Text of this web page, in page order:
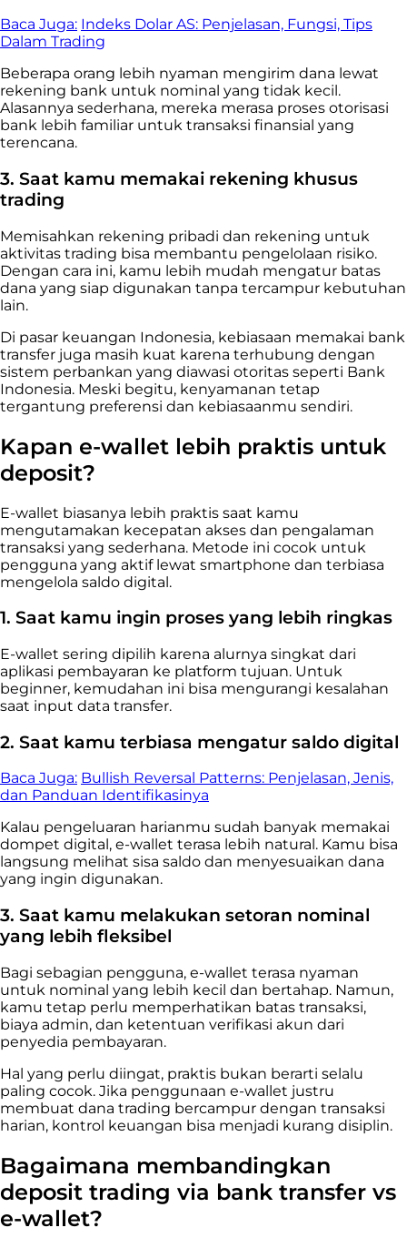
Baca Juga: Indeks Dolar AS: Penjelasan, Fungsi, Tips
Dalam Trading
Beberapa orang lebih nyaman mengirim dana lewat
rekening bank untuk nominal yang tidak kecil.
Alasannya sederhana, mereka merasa proses otorisasi
bank lebih familiar untuk transaksi finansial yang
terencana.
3. Saat kamu memakai rekening khusus
trading
Memisahkan rekening pribadi dan rekening untuk
aktivitas trading bisa membantu pengelolaan risiko.
Dengan cara ini, kamu lebih mudah mengatur batas
dana yang siap digunakan tanpa tercampur kebutuhan
lain.
Di pasar keuangan Indonesia, kebiasaan memakai bank
transfer juga masih kuat karena terhubung dengan
sistem perbankan yang diawasi otoritas seperti Bank
Indonesia. Meski begitu, kenyamanan tetap
tergantung preferensi dan kebiasaanmu sendiri.
Kapan e-wallet lebih praktis untuk
deposit?
E-wallet biasanya lebih praktis saat kamu
mengutamakan kecepatan akses dan pengalaman
transaksi yang sederhana. Metode ini cocok untuk
pengguna yang aktif lewat smartphone dan terbiasa
mengelola saldo digital.
1. Saat kamu ingin proses yang lebih ringkas
E-wallet sering dipilih karena alurnya singkat dari
aplikasi pembayaran ke platform tujuan. Untuk
beginner, kemudahan ini bisa mengurangi kesalahan
saat input data transfer.
2. Saat kamu terbiasa mengatur saldo digital
Baca Juga: Bullish Reversal Patterns: Penjelasan, Jenis,
dan Panduan Identifikasinya
Kalau pengeluaran harianmu sudah banyak memakai
dompet digital, e-wallet terasa lebih natural. Kamu bisa
langsung melihat sisa saldo dan menyesuaikan dana
yang ingin digunakan.
3. Saat kamu melakukan setoran nominal
yang lebih fleksibel
Bagi sebagian pengguna, e-wallet terasa nyaman
untuk nominal yang lebih kecil dan bertahap. Namun,
kamu tetap perlu memperhatikan batas transaksi,
biaya admin, dan ketentuan verifikasi akun dari
penyedia pembayaran.
Hal yang perlu diingat, praktis bukan berarti selalu
paling cocok. Jika penggunaan e-wallet justru
membuat dana trading bercampur dengan transaksi
harian, kontrol keuangan bisa menjadi kurang disiplin.
Bagaimana membandingkan
deposit trading via bank transfer vs
e-wallet?